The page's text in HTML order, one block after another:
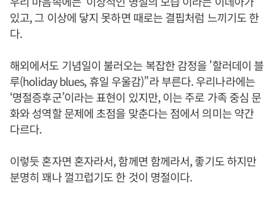
있고, 그 이상에 닿지 못하면 때로는 결핍처럼 느끼기도 한
다.
해외에서도 기념일이 불러오는 복잡한 감정을 '할러데이 블
루(holiday blues, 휴일 우울감)”라 부른다. 우리나라에는
‘명절증후군’이라는 표현이 있지만, 이는 주로 가족 중심 문
화와 성역할 문제에 초점을 맞춘다는 점에서 의미는 약간
다르다.
이렇듯 혼자면 혼자라서, 함께면 함께라서, 좋기도 하지만
분명히 꽤나 껄끄럽기도 한 것이 명절이다.